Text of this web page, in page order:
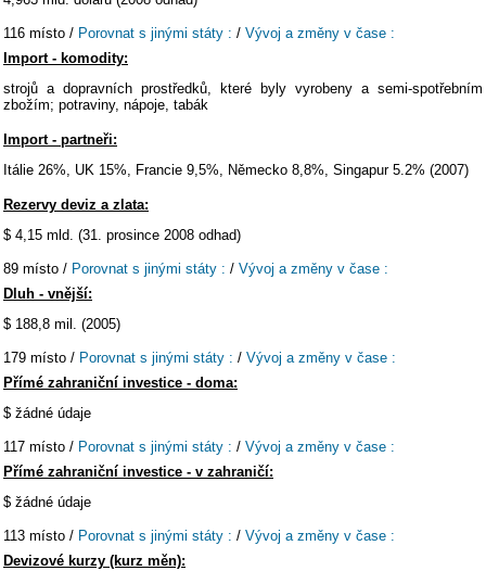
116 místo / Porovnat s jinými státy : / Vývoj a změny v čase :
Import - komodity:
strojů a dopravních prostředků, které byly vyrobeny a semi-spotřebním
zbožím; potraviny, nápoje, tabák
Import - partneři:
Itálie 26%, UK 15%, Francie 9,5%, Německo 8,8%, Singapur 5.2% (2007)
Rezervy deviz a zlata:
$ 4,15 mld. (31. prosince 2008 odhad)
89 místo / Porovnat s jinými státy : / Vývoj a změny v čase :
Dluh - vnější:
$ 188,8 mil. (2005)
179 místo / Porovnat s jinými státy : / Vývoj a změny v čase :
Přímé zahraniční investice - doma:
$ žádné údaje
117 místo / Porovnat s jinými státy : / Vývoj a změny v čase :
Přímé zahraniční investice - v zahraničí:
$ žádné údaje
113 místo / Porovnat s jinými státy : / Vývoj a změny v čase :
Devizové kurzy (kurz měn):